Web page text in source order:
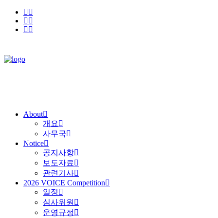
About
개요
사무국
Notice
공지사항
보도자료
관련기사
2026 VOICE Competition
일정
심사위원
운영규정